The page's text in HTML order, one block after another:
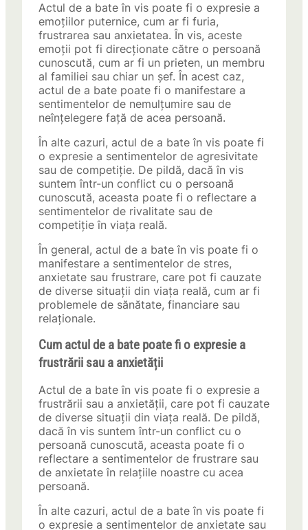
Actul de a bate în vis poate fi o expresie a
emoțiilor puternice, cum ar fi furia,
frustrarea sau anxietatea. În vis, aceste
emoții pot fi direcționate către o persoană
cunoscută, cum ar fi un prieten, un membru
al familiei sau chiar un șef. În acest caz,
actul de a bate poate fi o manifestare a
sentimentelor de nemulțumire sau de
neînțelegere față de acea persoană.
În alte cazuri, actul de a bate în vis poate fi
o expresie a sentimentelor de agresivitate
sau de competiție. De pildă, dacă în vis
suntem într-un conflict cu o persoană
cunoscută, aceasta poate fi o reflectare a
sentimentelor de rivalitate sau de
competiție în viața reală.
În general, actul de a bate în vis poate fi o
manifestare a sentimentelor de stres,
anxietate sau frustrare, care pot fi cauzate
de diverse situații din viața reală, cum ar fi
problemele de sănătate, financiare sau
relaționale.
Cum actul de a bate poate fi o expresie a
frustrării sau a anxietății
Actul de a bate în vis poate fi o expresie a
frustrării sau a anxietății, care pot fi cauzate
de diverse situații din viața reală. De pildă,
dacă în vis suntem într-un conflict cu o
persoană cunoscută, aceasta poate fi o
reflectare a sentimentelor de frustrare sau
de anxietate în relațiile noastre cu acea
persoană.
În alte cazuri, actul de a bate în vis poate fi
o expresie a sentimentelor de anxietate sau